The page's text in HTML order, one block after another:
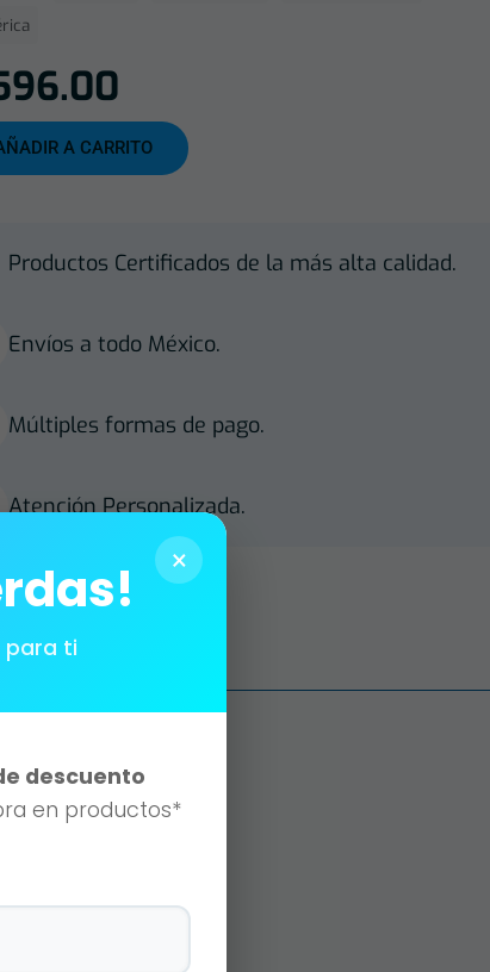
A CARRITO
Productos Certificados de la más alta calidad.
Envíos a todo México.
Múltiples formas de pago.
Atención Personalizada.
×
para ti
descuento
en productos*